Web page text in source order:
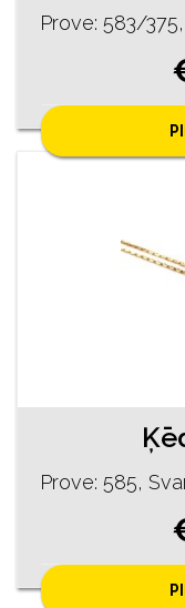
Prove: 583/
Prove: 585,